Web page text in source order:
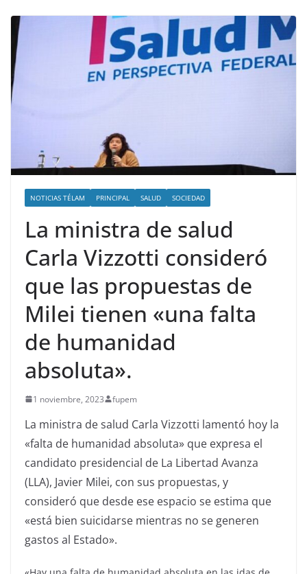
NOTICIAS TÉLAM PRINCIPAL SALUD SOCIEDAD
La ministra de salud
Carla Vizzotti consideró
que las propuestas de
Milei tienen «una falta
de humanidad
absoluta».
1 noviembre, 2023 fupem
La ministra de salud Carla Vizzotti lamentó hoy la
«falta de humanidad absoluta» que expresa el
candidato presidencial de La Libertad Avanza
(LLA), Javier Milei, con sus propuestas, y
consideró que desde ese espacio se estima que
«está bien suicidarse mientras no se generen
gastos al Estado».